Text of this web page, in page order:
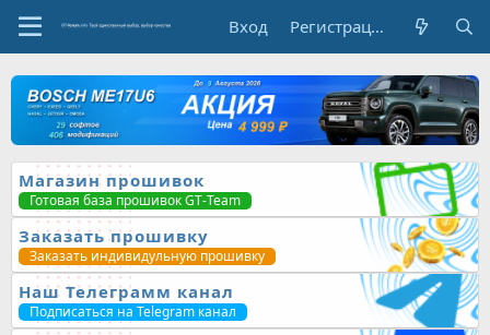
Вход Регистрация
Магазин прошивок
Готовая база прошивок GT-Team
Заказать прошивку
Заказать индивидульную прошивку
Наш Телеграмм канал
Подписаться на Telegram канал